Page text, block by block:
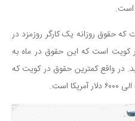
است.
حقوق روزانه یک کارگر روزمزد در
بیش از ۵۰ الی ۷۰ دینار کویت است که این حقوق در ماه به
خواهد رسید. در واقع کمترین حقوق در کویت که